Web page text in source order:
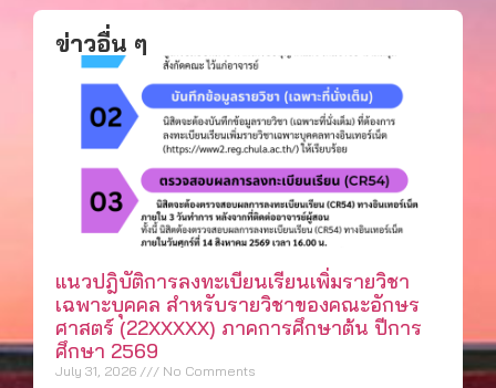
ข่าวอื่น ๆ
แนวปฎิบัติการลงทะเบียนเรียนเพิ่มรายวิชา
เฉพาะบุคคล สำหรับรายวิชาของคณะอักษร
ศาสตร์ (22XXXXX) ภาคการศึกษาต้น ปีการ
ศึกษา 2569
July 31, 2026 No Comments